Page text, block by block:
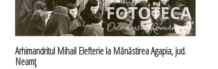
Arhimandritul Mihail Elefterie la Mănăstirea Agapia, jud.
Neamţ